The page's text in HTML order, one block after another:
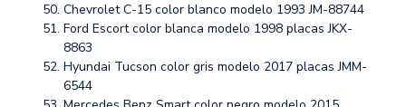
Chevrolet C-15 color blanco modelo 1993 JM-88744
Ford Escort color blanca modelo 1998 placas JKX-
8863
Hyundai Tucson color gris modelo 2017 placas JMM-
6544